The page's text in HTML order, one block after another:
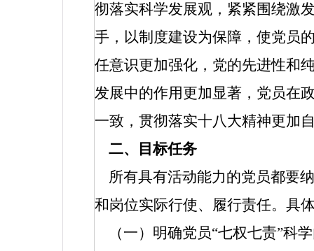
彻落实科学发展观，紧紧围绕激
手，以制度建设为保障，使党员
任意识更加强化，党的先进性和
发展中的作用更加显著，党员在
一致，贯彻落实十八大精神更加
二、目标任务
所有具有活动能力的党员都要
和岗位实际行使、履行责任。具
（一）明确党员“七权七责”科